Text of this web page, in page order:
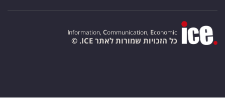
Information, Communication, Economic
כל הזכויות שמורות לאתר ICE. ©